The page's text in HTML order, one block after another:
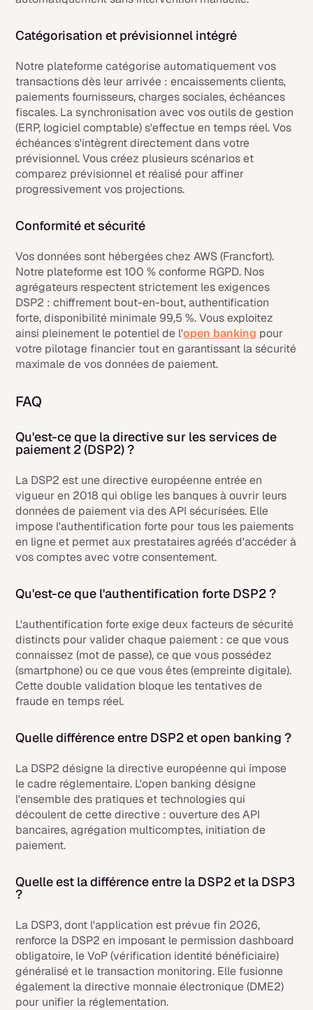
Catégorisation et prévisionnel intégré
Notre plateforme catégorise automatiquement vos
transactions dès leur arrivée : encaissements clients,
paiements fournisseurs, charges sociales, échéances
fiscales. La synchronisation avec vos outils de gestion
(ERP, logiciel comptable) s'effectue en temps réel. Vos
échéances s'intègrent directement dans votre
prévisionnel. Vous créez plusieurs scénarios et
comparez prévisionnel et réalisé pour affiner
progressivement vos projections.
Conformité et sécurité
Vos données sont hébergées chez AWS (Francfort).
Notre plateforme est 100 % conforme RGPD. Nos
agrégateurs respectent strictement les exigences
DSP2 : chiffrement bout-en-bout, authentification
forte, disponibilité minimale 99,5 %. Vous exploitez
ainsi pleinement le potentiel de l'open banking pour
votre pilotage financier tout en garantissant la sécurité
maximale de vos données de paiement.
FAQ
Qu'est-ce que la directive sur les services de
paiement 2 (DSP2) ?
La DSP2 est une directive européenne entrée en
vigueur en 2018 qui oblige les banques à ouvrir leurs
données de paiement via des API sécurisées. Elle
impose l'authentification forte pour tous les paiements
en ligne et permet aux prestataires agréés d'accéder à
vos comptes avec votre consentement.
Qu'est-ce que l'authentification forte DSP2 ?
L'authentification forte exige deux facteurs de sécurité
distincts pour valider chaque paiement : ce que vous
connaissez (mot de passe), ce que vous possédez
(smartphone) ou ce que vous êtes (empreinte digitale).
Cette double validation bloque les tentatives de
fraude en temps réel.
Quelle différence entre DSP2 et open banking ?
La DSP2 désigne la directive européenne qui impose
le cadre réglementaire. L'open banking désigne
l'ensemble des pratiques et technologies qui
découlent de cette directive : ouverture des API
bancaires, agrégation multicomptes, initiation de
paiement.
Quelle est la différence entre la DSP2 et la DSP3
?
La DSP3, dont l'application est prévue fin 2026,
renforce la DSP2 en imposant le permission dashboard
obligatoire, le VoP (vérification identité bénéficiaire)
généralisé et le transaction monitoring. Elle fusionne
également la directive monnaie électronique (DME2)
pour unifier la réglementation.